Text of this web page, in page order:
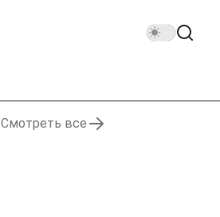
Смотреть все